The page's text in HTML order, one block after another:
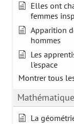
Elles ont
femmes
Apparition
hommes
Les
l'espace
Montrer tous
La